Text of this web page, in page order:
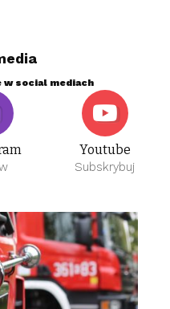
w social mediach
Youtube
Subskrybuj